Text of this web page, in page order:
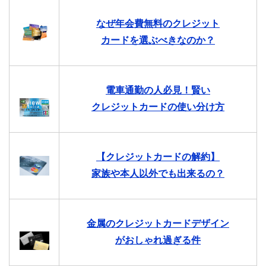
なぜ年会費無料のクレジット
カードを選ぶべきなのか？
電車通勤の人必見！賢い
クレジットカードの使い分け方
【クレジットカードの解約】
家族や本人以外でも出来るの？
金属のクレジットカードデザイン
がおしゃれ過ぎる件